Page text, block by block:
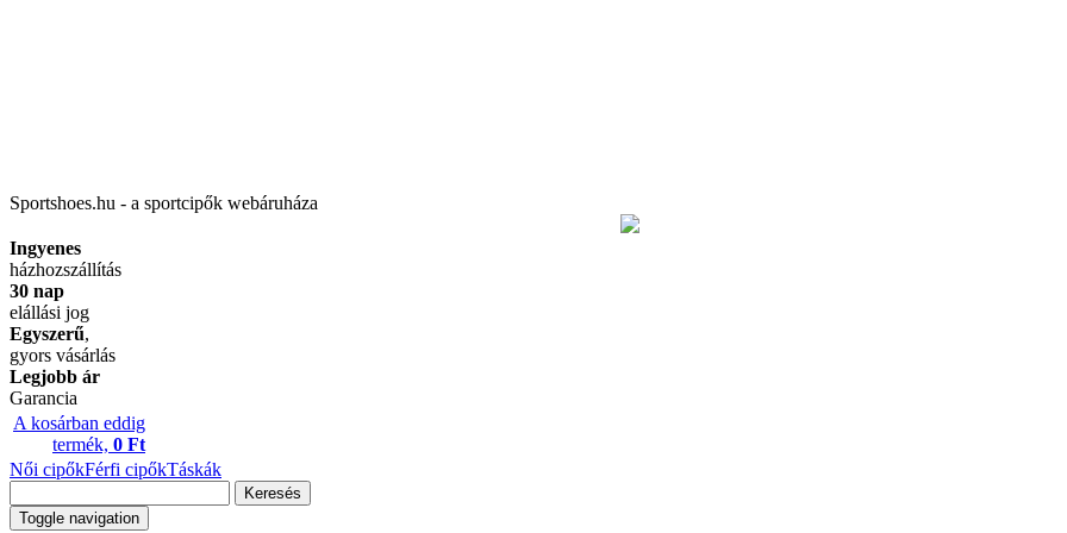
Sportshoes.hu - a sportcipők webáruháza
Ingyenes
házhozszállítás
30 nap
elállási jog
Egyszerű,
gyors vásárlás
Legjobb ár
Garancia
A kosárban eddig
termék, 0 Ft
Női cipőkFérfi cipőkTáskák
Keresés
Toggle navigation